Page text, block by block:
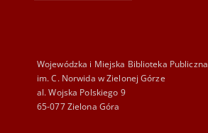
Wojewódzka i Miejska Biblioteka Publiczna
im. C. Norwida w Zielonej Górze
al. Wojska Polskiego 9
65-077 Zielona Góra